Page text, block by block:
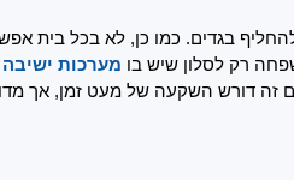
בגדים. כמו כן, לא בכל בית
רק לסלון שיש בו מערכות ישיבה
גם זה דורש השקעה של מעט זמן, אך